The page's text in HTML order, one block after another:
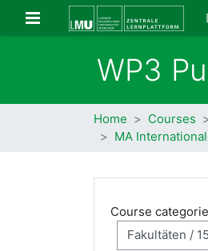
Skip to main content
Side panel
WP3
Home Courses
MA
Course